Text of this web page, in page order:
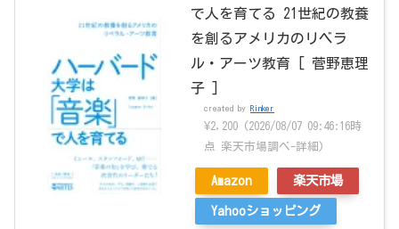
で人を育てる 21世紀の教養
を創るアメリカのリベラ
ル・アーツ教育 [ 菅野恵理
子 ]
created by Rinker
¥2,200
(2026/08/07 09:46:16時
点 楽天市場調べ-詳細)
Amazon 楽天市場
Yahooショッピング